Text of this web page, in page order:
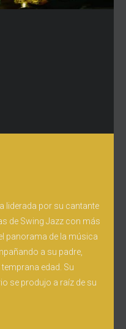
liderada por su cantante
de Swing Jazz con más
panorama de la música
a su padre,
edad. Su
se produjo a raíz de su